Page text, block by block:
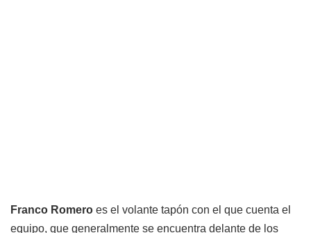
Franco Romero es el volante tapón con el que cuenta el
equipo, que generalmente se encuentra delante de los